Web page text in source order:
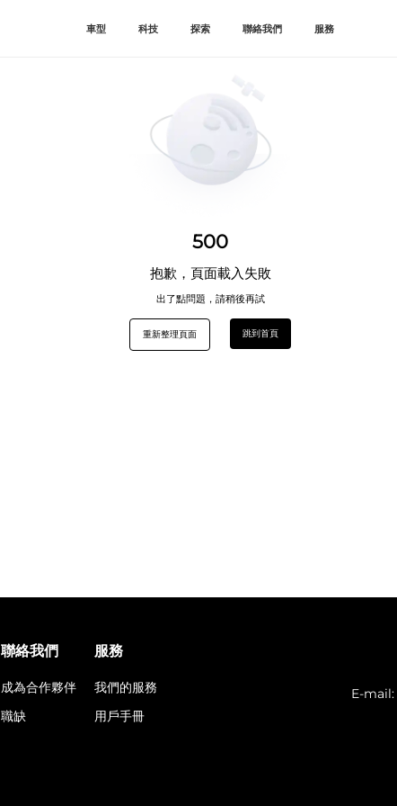
車型 科技 探索 聯絡我們 服務
500
抱歉，頁面載入失敗
出了點問題，請稍後再試
重新整理頁面 跳到首頁
聯絡我們
成為合作夥伴
職缺
服務
我們的服務
用戶手冊
E-mail: